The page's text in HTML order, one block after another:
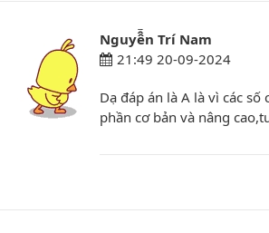
Nguyê̂̃n Trí Nam
21:49 20-09-2024
Dạ đáp án là A là vì các
phần cơ bản và nâng